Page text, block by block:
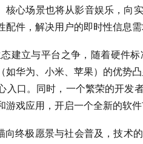
核心场景也将从影音娱乐，向
配件，解决用户的即时性信息需
建立与平台之争，随着硬件
如华为、小米、苹果）的优势
入口。同时，一个繁荣的开发
游戏应用，开启一个全新的软件
向终极愿景与社会普及，技术